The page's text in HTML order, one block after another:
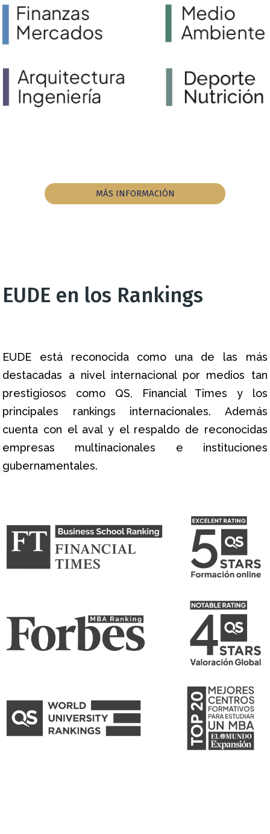
MÁS INFORMACIÓN
EUDE en los Rankings
EUDE está reconocida como una de las más
destacadas a nivel internacional por medios tan
prestigiosos como QS, Financial Times y los
principales rankings internacionales. Además
cuenta con el aval y el respaldo de reconocidas
empresas multinacionales e instituciones
gubernamentales.